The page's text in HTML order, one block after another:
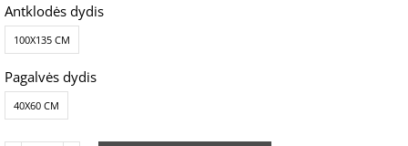
Antklodės dydis
100X135 CM
Pagalvės dydis
40X60 CM